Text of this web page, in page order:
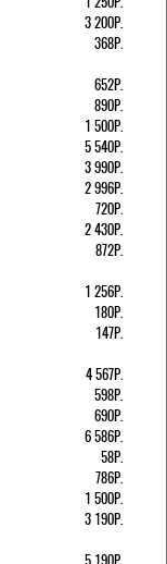
3 200Р.
368Р.
652Р.
890Р.
1 500Р.
5 540Р.
3 990Р.
2 996Р.
720Р.
2 430Р.
872Р.
1 256Р.
180Р.
147Р.
4 567Р.
598Р.
690Р.
6 586Р.
58Р.
786Р.
1 500Р.
3 190Р.
5 190Р.